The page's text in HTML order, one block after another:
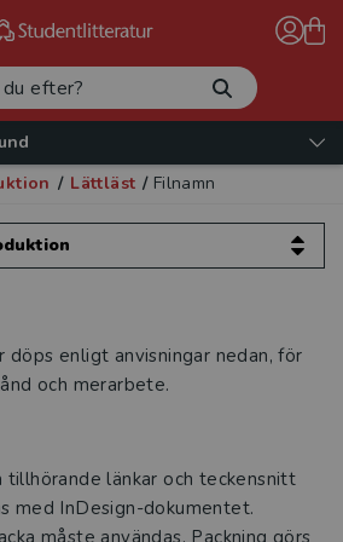
/ Lättläst / Filnamn
enligt anvisningar nedan, för
och merarbete.
länkar och teckensnitt
med InDesign-dokumentet.
måste användas. Packning görs